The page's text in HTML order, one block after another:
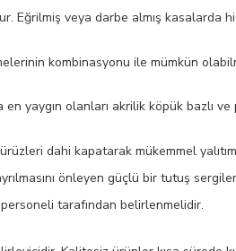
Eğrilmiş veya darbe almış kasalarda
kombinasyonu ile mümkün
yaygın olanları akrilik köpük bazlı
dahi kapatarak mükemmel
önleyen güçlü bir tutuş
tarafından belirlenmelidir.